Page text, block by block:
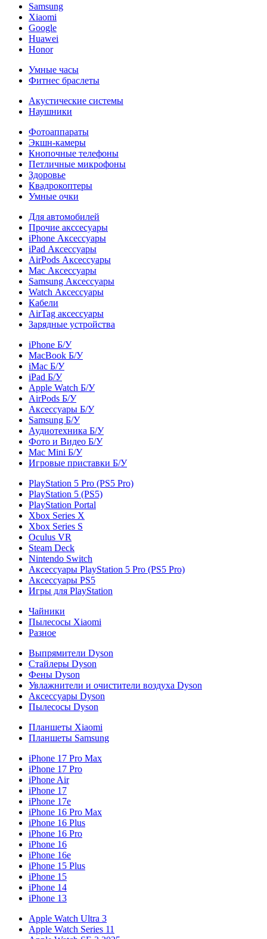
Samsung
Xiaomi
Google
Huawei
Honor
Умные часы
Фитнес браслеты
Акустические системы
Наушники
Фотоаппараты
Экшн-камеры
Кнопочные телефоны
Петличные микрофоны
Здоровье
Квадрокоптеры
Умные очки
Для автомобилей
Прочие акссесуары
iPhone Аксессуары
iPad Аксессуары
AirPods Аксессуары
Mac Аксессуары
Samsung Аксессуары
Watch Аксессуары
Кабели
AirTag аксессуары
Зарядные устройства
iPhone Б/У
MacBook Б/У
iMac Б/У
iPad Б/У
Apple Watch Б/У
AirPods Б/У
Аксессуары Б/У
Samsung Б/У
Аудиотехника Б/У
Фото и Видео Б/У
Mac Mini Б/У
Игровые приставки Б/У
PlayStation 5 Pro (PS5 Pro)
PlayStation 5 (PS5)
PlayStation Portal
Xbox Series X
Xbox Series S
Oculus VR
Steam Deck
Nintendo Switch
Аксессуары PlayStation 5 Pro (PS5 Pro)
Аксессуары PS5
Игры для PlayStation
Чайники
Пылесосы Xiaomi
Разное
Выпрямители Dyson
Стайлеры Dyson
Фены Dyson
Увлажнители и очистители воздуха Dyson
Аксессуары Dyson
Пылесосы Dyson
Планшеты Xiaomi
Планшеты Samsung
iPhone 17 Pro Max
iPhone 17 Pro
iPhone Air
iPhone 17
iPhone 17e
iPhone 16 Pro Max
iPhone 16 Plus
iPhone 16 Pro
iPhone 16
iPhone 16e
iPhone 15 Plus
iPhone 15
iPhone 14
iPhone 13
Apple Watch Ultra 3
Apple Watch Series 11